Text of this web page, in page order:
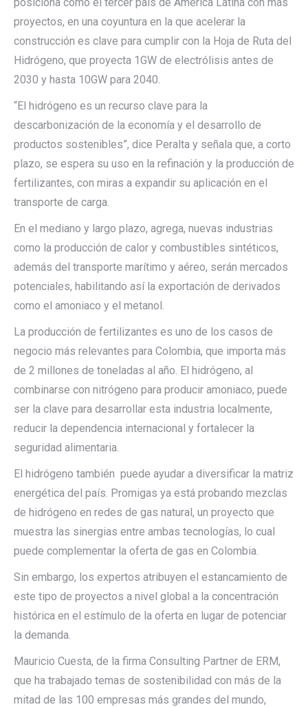
proyectos, en una coyuntura en la que acelerar la
construcción es clave para cumplir con la Hoja de Ruta del
Hidrógeno, que proyecta 1GW de electrólisis antes de
2030 y hasta 10GW para 2040.
“El hidrógeno es un recurso clave para la
descarbonización de la economía y el desarrollo de
productos sostenibles”, dice Peralta y señala que, a corto
plazo, se espera su uso en la refinación y la producción de
fertilizantes, con miras a expandir su aplicación en el
transporte de carga.
En el mediano y largo plazo, agrega, nuevas industrias
como la producción de calor y combustibles sintéticos,
además del transporte marítimo y aéreo, serán mercados
potenciales, habilitando así la exportación de derivados
como el amoniaco y el metanol.
La producción de fertilizantes es uno de los casos de
negocio más relevantes para Colombia, que importa más
de 2 millones de toneladas al año. El hidrógeno, al
combinarse con nitrógeno para producir amoniaco, puede
ser la clave para desarrollar esta industria localmente,
reducir la dependencia internacional y fortalecer la
seguridad alimentaria.
El hidrógeno también puede ayudar a diversificar la matriz
energética del país. Promigas ya está probando mezclas
de hidrógeno en redes de gas natural, un proyecto que
muestra las sinergias entre ambas tecnologías, lo cual
puede complementar la oferta de gas en Colombia.
Sin embargo, los expertos atribuyen el estancamiento de
este tipo de proyectos a nivel global a la concentración
histórica en el estímulo de la oferta en lugar de potenciar
la demanda.
Mauricio Cuesta, de la firma Consulting Partner de ERM,
que ha trabajado temas de sostenibilidad con más de la
mitad de las 100 empresas más grandes del mundo,